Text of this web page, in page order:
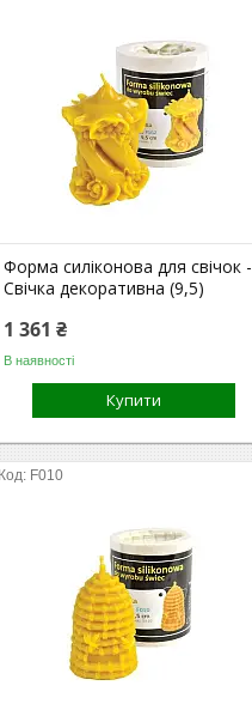
Форма силіконова для свічок -
Свічка декоративна (9,5)
1 361 ₴
В наявності
Купити
F010